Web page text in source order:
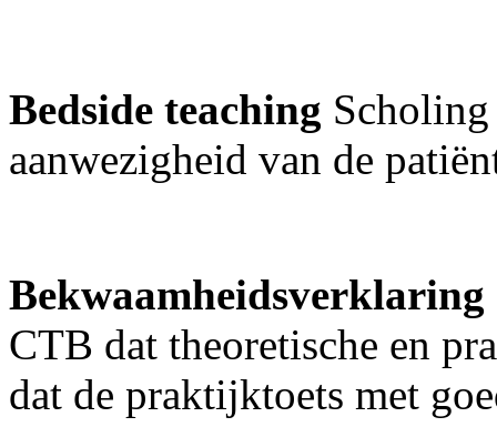
Bedside teaching
aanwezigheid van de
Bekwaamheidsverklaring
CTB dat theoretische en
dat de praktijktoets met